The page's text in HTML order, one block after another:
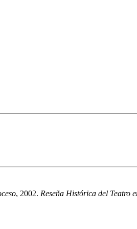
, 2002. Reseña Histórica del Teatro